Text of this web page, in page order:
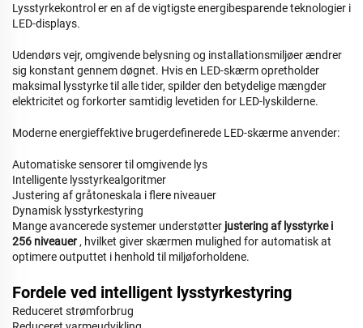
Lysstyrkekontrol er en af de vigtigste energibesparende teknologier i
LED-displays.
Udendørs vejr, omgivende belysning og installationsmiljøer ændrer
sig konstant gennem døgnet. Hvis en LED-skærm opretholder
maksimal lysstyrke til alle tider, spilder den betydelige mængder
elektricitet og forkorter samtidig levetiden for LED-lyskilderne.
Moderne energieffektive brugerdefinerede LED-skærme anvender:
Automatiske sensorer til omgivende lys
Intelligente lysstyrkealgoritmer
Justering af gråtoneskala i flere niveauer
Dynamisk lysstyrkestyring
Mange avancerede systemer understøtter justering af lysstyrke i
256 niveauer , hvilket giver skærmen mulighed for automatisk at
optimere outputtet i henhold til miljøforholdene.
Fordele ved intelligent lysstyrkestyring
Reduceret strømforbrug